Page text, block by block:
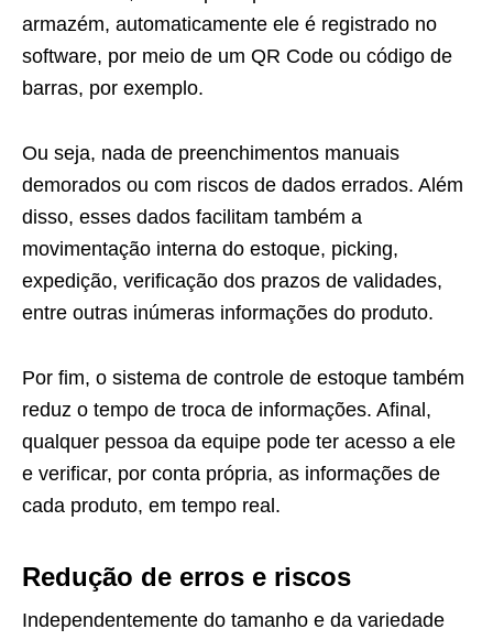
armazém, automaticamente ele é registrado no
software, por meio de um QR Code ou código de
barras, por exemplo.
Ou seja, nada de preenchimentos manuais
demorados ou com riscos de dados errados. Além
disso, esses dados facilitam também a
movimentação interna do estoque, picking,
expedição, verificação dos prazos de validades,
entre outras inúmeras informações do produto.
Por fim, o sistema de controle de estoque também
reduz o tempo de troca de informações. Afinal,
qualquer pessoa da equipe pode ter acesso a ele
e verificar, por conta própria, as informações de
cada produto, em tempo real.
Redução de erros e riscos
Independentemente do tamanho e da variedade